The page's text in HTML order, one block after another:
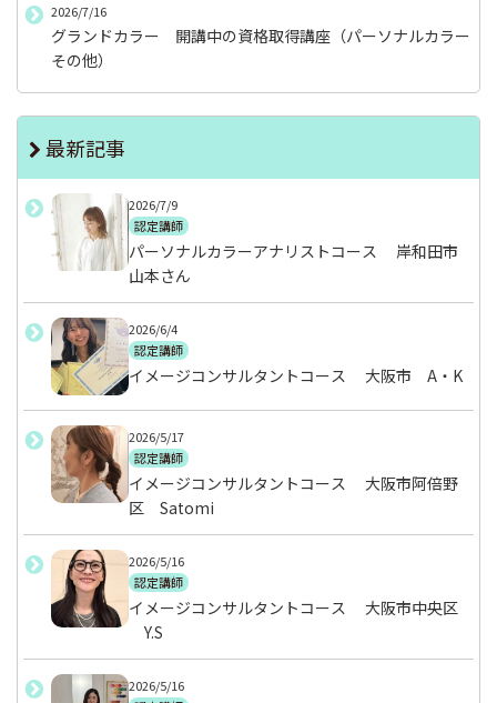
2026/7/16
グランドカラー 開講中の資格取得講座（パーソナルカラー
その他）
最新記事
2026/7/9
認定講師
パーソナルカラーアナリストコース 岸和田市
山本さん
2026/6/4
認定講師
イメージコンサルタントコース 大阪市 A・K
2026/5/17
認定講師
イメージコンサルタントコース 大阪市阿倍野
区 Satomi
2026/5/16
認定講師
イメージコンサルタントコース 大阪市中央区
Y.S
2026/5/16